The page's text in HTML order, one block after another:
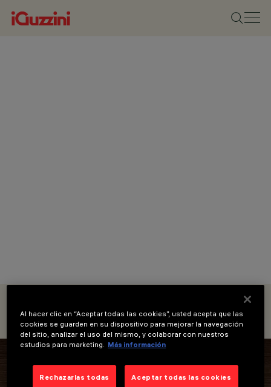
CATEGORÍAS
EMPOTRABLES
DESIGN
IGUZZINI
PRODUCTOS
Al hacer clic en “Aceptar todas las cookies”, usted acepta que las
cookies se guarden en su dispositivo para mejorar la navegación
del sitio, analizar el uso del mismo, y colaborar con nuestros
estudios para marketing. Más información
Rechazarlas todas Aceptar todas las cookies